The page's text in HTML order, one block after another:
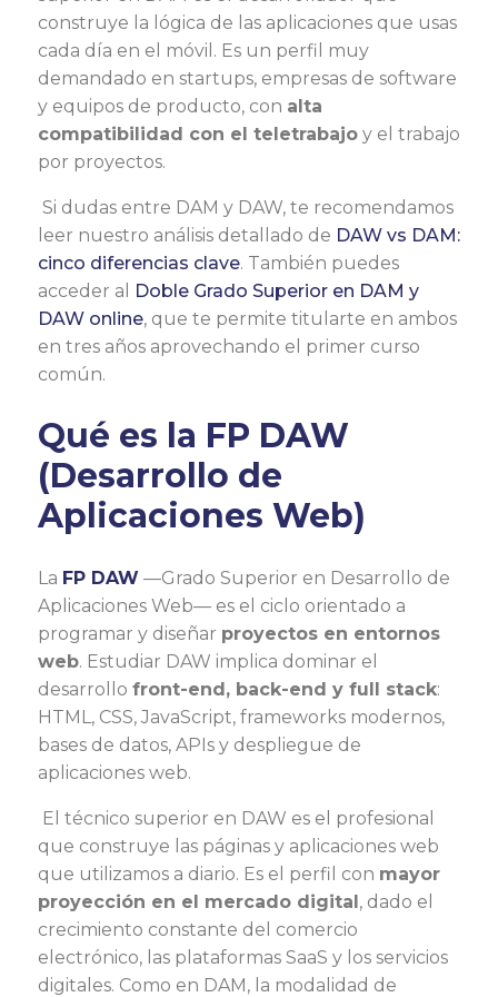
construye la lógica de las aplicaciones que usas
cada día en el móvil. Es un perfil muy
demandado en startups, empresas de software
y equipos de producto, con alta
compatibilidad con el teletrabajo y el trabajo
por proyectos.
Si dudas entre DAM y DAW, te recomendamos
leer nuestro análisis detallado de DAW vs DAM:
cinco diferencias clave. También puedes
acceder al
Doble Grado Superior en DAM y
DAW online, que te permite titularte en ambos
en tres años aprovechando el primer curso
común.
Qué es la FP DAW
(Desarrollo de
Aplicaciones Web)
La FP DAW —Grado Superior en Desarrollo de
Aplicaciones Web— es el ciclo orientado a
programar y diseñar proyectos en entornos
web. Estudiar DAW implica dominar el
desarrollo front-end, back-end y full stack:
HTML, CSS, JavaScript, frameworks modernos,
bases de datos, APIs y despliegue de
aplicaciones web.
El técnico superior en DAW es el profesional
que construye las páginas y aplicaciones web
que utilizamos a diario. Es el perfil con mayor
proyección en el mercado digital, dado el
crecimiento constante del comercio
electrónico, las plataformas SaaS y los servicios
digitales. Como en DAM, la modalidad de